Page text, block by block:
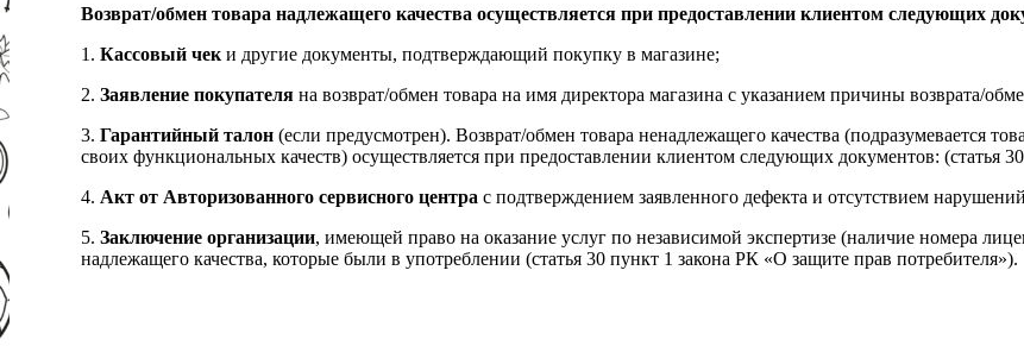
Возврат/обмен товара надлежащего качества осуществляется при предоставлении клиентом следующих
1. Кассовый чек и другие документы, подтверждающий покупку в магазине;
2. Заявление покупателя на возврат/обмен товара на имя директора магазина с указанием причины возврата/
3. Гарантийный талон (если предусмотрен). Возврат/обмен товара ненадлежащего качества (подразумевается
своих функциональных качеств) осуществляется при предоставлении клиентом следующих документов: (статья
4. Акт от Авторизованного сервисного центра с подтверждением заявленного дефекта и отсутствием
5. Заключение организации, имеющей право на оказание услуг по независимой экспертизе (наличие номера
надлежащего качества, которые были в употреблении (статья 30 пункт 1 закона РК «О защите прав потребителя»).